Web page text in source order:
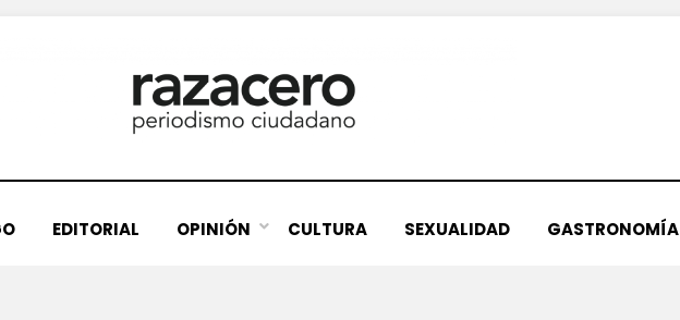
EDITORIAL OPINIÓN CULTURA SEXUALIDAD GASTRONOMÍA